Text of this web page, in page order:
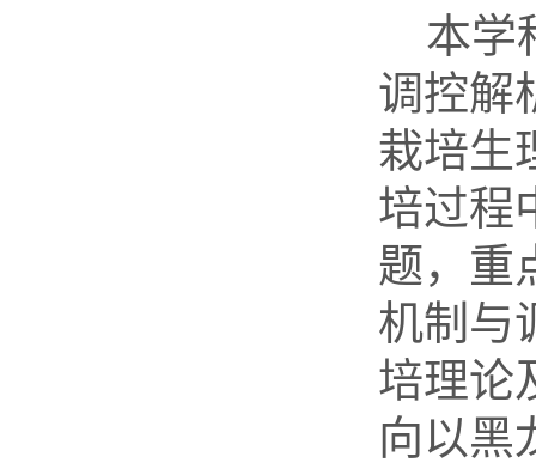
本学
调控解
栽培生
培过程
题，重
机制与
培理论
向以黑